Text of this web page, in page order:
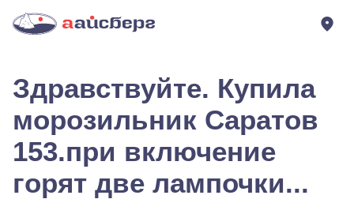
Здравствуйте. Купила
морозильник Саратов
153.при включение
горят две лампочки...